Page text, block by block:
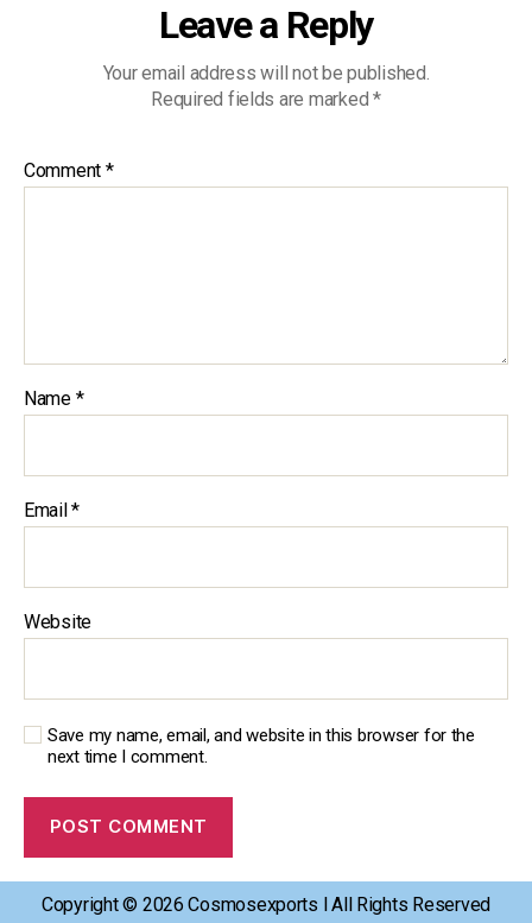
Leave a Reply
Your email address will not be published.
Required fields are marked *
Comment *
Name *
Email*
Website
Save my name, email, and website in this browser for the
next time I comment.
Copyright © 2026 Cosmosexports l All Rights Reserved